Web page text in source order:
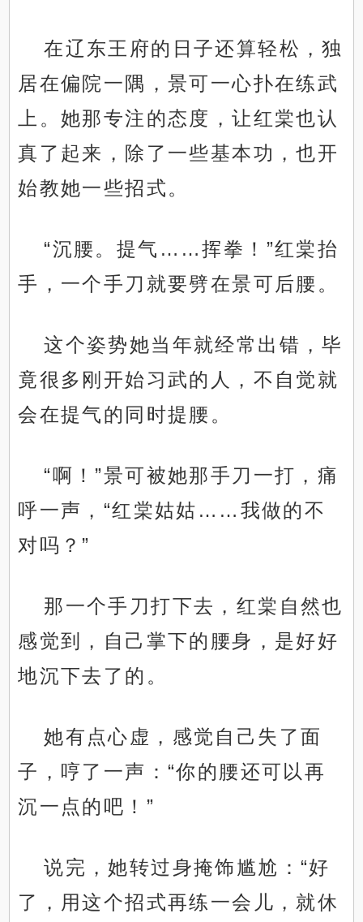
在辽东王府的日子还算轻松，独
居在偏院一隅，景可一心扑在练武
上。她那专注的态度，让红棠也认
真了起来，除了一些基本功，也开
始教她一些招式。
“沉腰。提气……挥拳！”红棠抬
手，一个手刀就要劈在景可后腰。
这个姿势她当年就经常出错，毕
竟很多刚开始习武的人，不自觉就
会在提气的同时提腰。
“啊！”景可被她那手刀一打，痛
呼一声，“红棠姑姑……我做的不
对吗？”
那一个手刀打下去，红棠自然也
感觉到，自己掌下的腰身，是好好
地沉下去了的。
她有点心虚，感觉自己失了面
子，哼了一声：“你的腰还可以再
沉一点的吧！”
说完，她转过身掩饰尴尬：“好
了，用这个招式再练一会儿，就休